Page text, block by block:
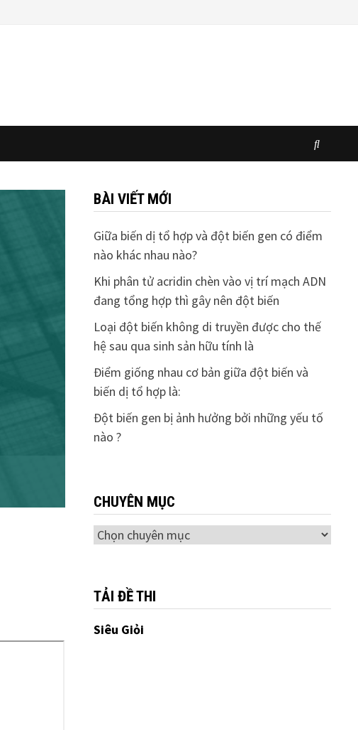
BÀI VIẾT MỚI
Giữa biến dị tổ hợp và đột biến gen có điểm
nào khác nhau nào?
Khi phân tử acridin chèn vào vị trí mạch ADN
đang tổng hợp thì gây nên đột biến
Loại đột biến không di truyền được cho thế
hệ sau qua sinh sản hữu tính là
Điểm giống nhau cơ bản giữa đột biến và
biến dị tổ hợp là:
Đột biến gen bị ảnh hưởng bởi những yếu tố
nào ?
CHUYÊN MỤC
Chuyên
TẢI ĐỀ THI
Siêu Giỏi